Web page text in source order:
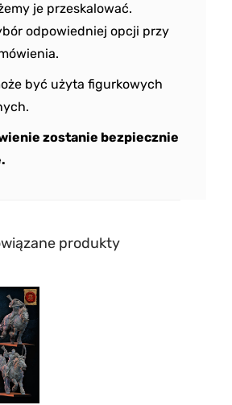
je przeskalować.
odpowiedniej opcji przy
być użyta figurkowych
zostanie bezpiecznie
produkty